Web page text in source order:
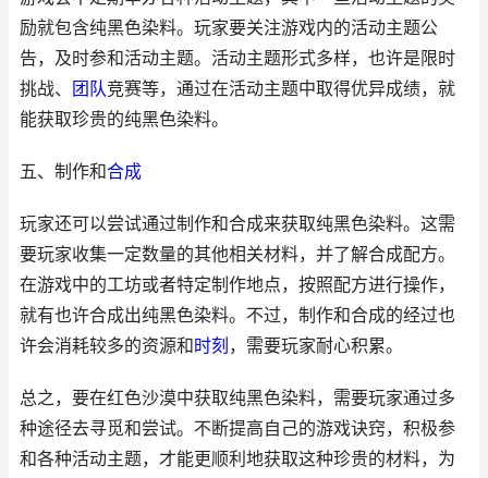
励就包含纯黑色染料。玩家要关注游戏内的活动主题公
告，及时参和活动主题。活动主题形式多样，也许是限时
挑战、
团队竞赛等，通过在活动主题中取得优异成绩，就
能获取珍贵的纯黑色染料。
五、制作和合成
玩家还可以尝试通过制作和合成来获取纯黑色染料。这需
要玩家收集一定数量的其他相关材料，并了解合成配方。
在游戏中的工坊或者特定制作地点，按照配方进行操作，
就有也许合成出纯黑色染料。不过，制作和合成的经过也
许会消耗较多的资源和时刻 ，需要玩家耐心积累。
总之，要在红色沙漠中获取纯黑色染料，需要玩家通过多
种途径去寻觅和尝试。不断提高自己的游戏诀窍，积极参
和各种活动主题，才能更顺利地获取这种珍贵的材料，为